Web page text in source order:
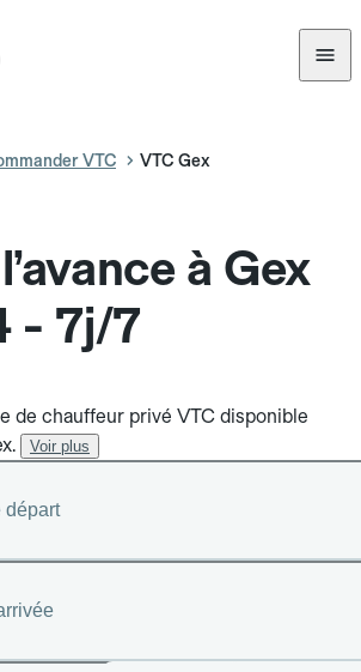
VTC VTC Gex
à Gex
- 7j/7
de chauffeur privé VTC disponible
Voir plus